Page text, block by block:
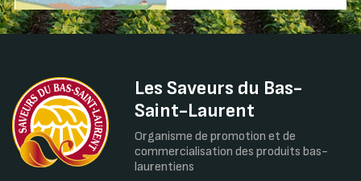
Les Saveurs du Bas-
Saint-Laurent
Organisme de promotion et de
commercialisation des produits bas-
laurentiens